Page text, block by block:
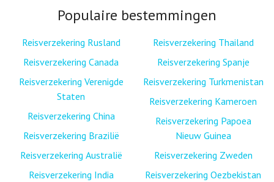
Populaire bestemmingen
Reisverzekering Rusland
Reisverzekering Canada
Reisverzekering Verenigde
Staten
Reisverzekering China
Reisverzekering Brazilië
Reisverzekering Australië
Reisverzekering India
Reisverzekering Thailand
Reisverzekering Spanje
Reisverzekering Turkmenistan
Reisverzekering Kameroen
Reisverzekering Papoea
Nieuw Guinea
Reisverzekering Zweden
Reisverzekering Oezbekistan